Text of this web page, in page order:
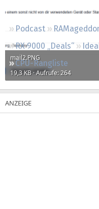
Podcast
RX 9000 „Deals“
CPU-Rangliste
mail2.PNG
19,3 KB · Aufrufe: 264